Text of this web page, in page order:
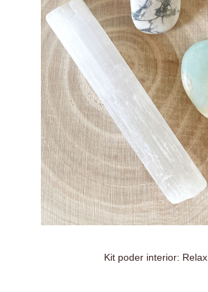
Kit poder interior: Relax